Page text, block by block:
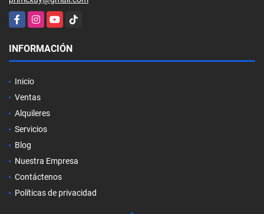
FacebookInstagramYouTubeTikTok
INFORMACIÓN
Inicio
Ventas
Alquileres
Servicios
Blog
Nuestra Empresa
Contáctenos
Políticas de privacidad